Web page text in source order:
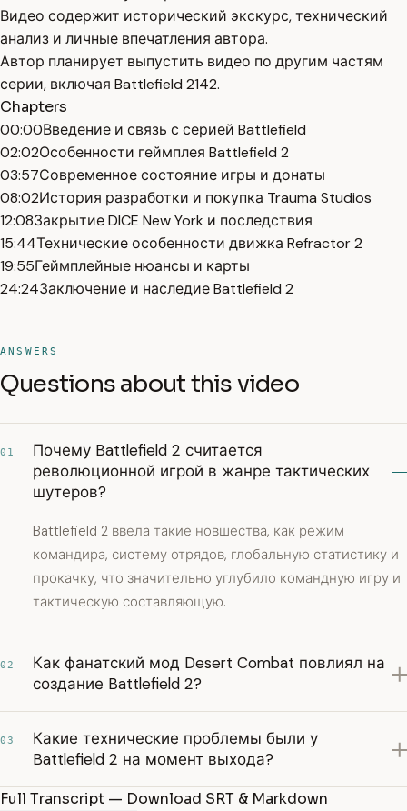
Видео содержит исторический экскурс, технический
анализ и личные впечатления автора.
Автор планирует выпустить видео по другим частям
серии, включая Battlefield 2142.
Chapters
00:00Введение и связь с серией Battlefield
02:02Особенности геймплея Battlefield 2
03:57Современное состояние игры и донаты
08:02История разработки и покупка Trauma Studios
12:08Закрытие DICE New York и последствия
15:44Технические особенности движка Refractor 2
19:55Геймплейные нюансы и карты
24:24Заключение и наследие Battlefield 2
ANSWERS
Questions about this video
01
Почему Battlefield 2 считается
революционной игрой в жанре тактических
шутеров?
Battlefield 2 ввела такие новшества, как режим
командира, систему отрядов, глобальную статистику и
прокачку, что значительно углубило командную игру и
тактическую составляющую.
02
Как фанатский мод Desert Combat повлиял на
создание Battlefield 2?
03
Какие технические проблемы были у
Battlefield 2 на момент выхода?
Full Transcript — Download SRT & Markdown